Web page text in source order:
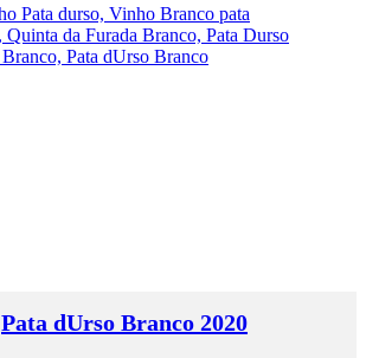
Pata dUrso Branco 2020